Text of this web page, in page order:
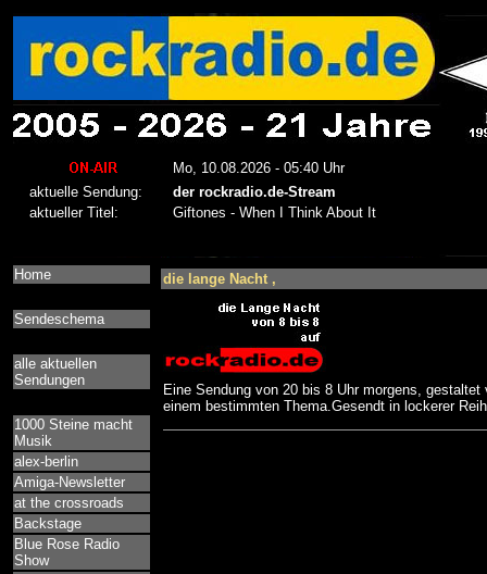
Home
Sendeschema
alle aktuellen
Sendungen
1000 Steine macht
Musik
alex-berlin
Amiga-Newsletter
at the crossroads
Backstage
Blue Rose Radio
Show
die lange Nacht ,
Eine Sendung von 20 bis 8 Uhr morgens,
einem bestimmten Thema.Gesendt in lockerer